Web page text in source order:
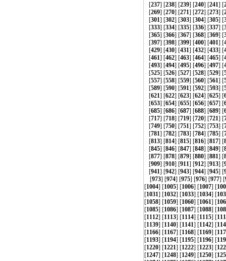
[237] [238] [239] [240] [241] [
[269] [270] [271] [272] [273] [
[301] [302] [303] [304] [305] [
[333] [334] [335] [336] [337] [
[365] [366] [367] [368] [369] [
[397] [398] [399] [400] [401] [
[429] [430] [431] [432] [433] [
[461] [462] [463] [464] [465] [
[493] [494] [495] [496] [497] [
[525] [526] [527] [528] [529] [
[557] [558] [559] [560] [561] [
[589] [590] [591] [592] [593] [
[621] [622] [623] [624] [625] [
[653] [654] [655] [656] [657] [
[685] [686] [687] [688] [689] [
[717] [718] [719] [720] [721] [
[749] [750] [751] [752] [753] [
[781] [782] [783] [784] [785] [
[813] [814] [815] [816] [817] [
[845] [846] [847] [848] [849] [
[877] [878] [879] [880] [881] [
[909] [910] [911] [912] [913] [
[941] [942] [943] [944] [945] [
[973] [974] [975] [976] [977] [
[1004] [1005] [1006] [1007] [
[1031] [1032] [1033] [1034] [
[1058] [1059] [1060] [1061] [
[1085] [1086] [1087] [1088] [
[1112] [1113] [1114] [1115] [
[1139] [1140] [1141] [1142] [
[1166] [1167] [1168] [1169] [
[1193] [1194] [1195] [1196] [
[1220] [1221] [1222] [1223] [
[1247] [1248] [1249] [1250] [